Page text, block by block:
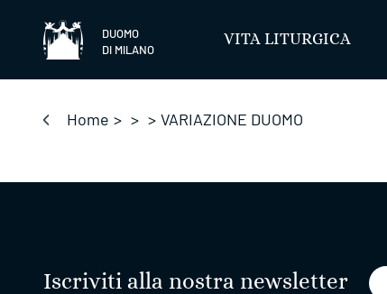
DUOMO
DI MILANO
VITA LITURGICA
Home > > > VARIAZIONE DUOMO
Iscriviti alla nostra newsletter